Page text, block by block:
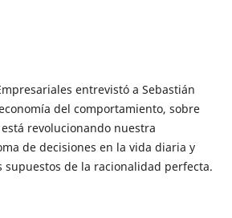
entrevistó a Sebastián
del comportamiento, sobre
revolucionando nuestra
de decisiones en la vida diaria y
supuestos de la racionalidad perfecta.